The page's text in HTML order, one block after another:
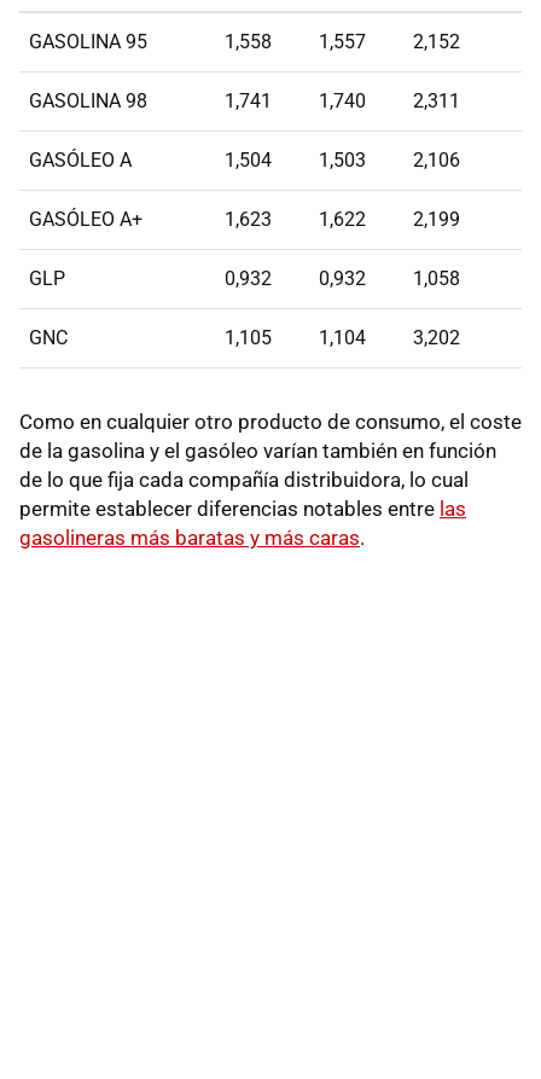
GASOLINA 95 1,558 1,557 2,152
GASOLINA 98 1,741 1,740 2,311
GASÓLEO A 1,504 1,503 2,106
GASÓLEO A+ 1,623 1,622 2,199
GLP 0,932 0,932 1,058
GNC 1,105 1,104 3,202
Como en cualquier otro producto de consumo, el coste
de la gasolina y el gasóleo varían también en función
de lo que fija cada compañía distribuidora, lo cual
permite establecer diferencias notables entre las
gasolineras más baratas y más caras.